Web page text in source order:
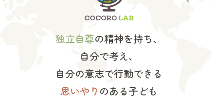
独立自尊の精神を持ち、
自分で考え、
自分の意志で行動できる
思いやり のある子ども